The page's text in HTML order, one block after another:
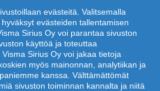
evästeitä. Valitsemalla
evästeiden tallentamisen
Sirius Oy voi parantaa sivuston
käyttöä ja toteuttaa
Sirius Oy voi jakaa tietoja
myös mainonnan, analytiikan ja
kanssa. Välttämättömät
sivuston toiminnan kannalta ja niitä